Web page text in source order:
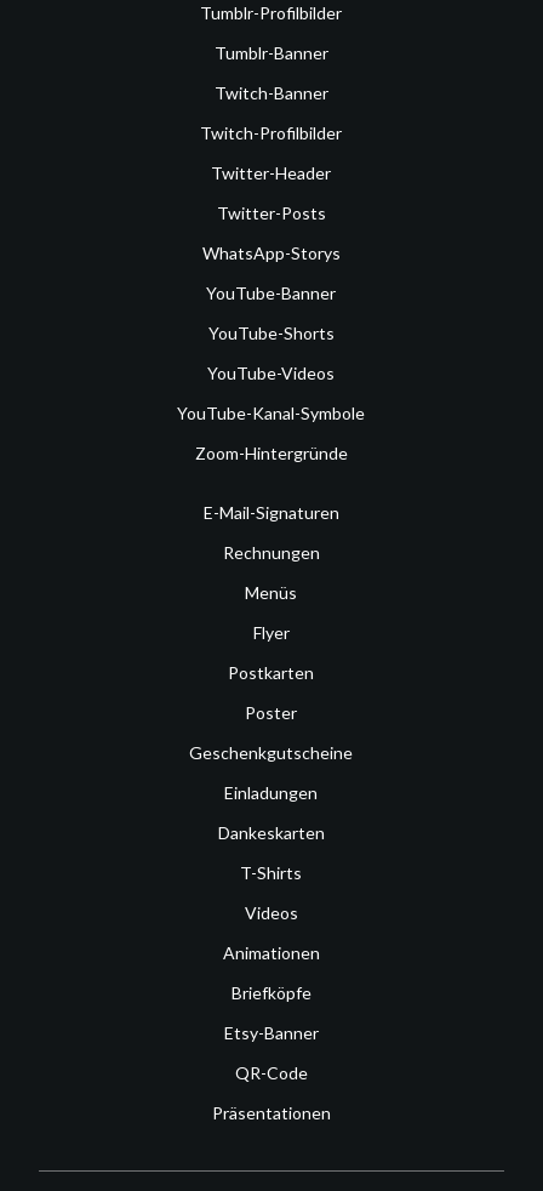
Tumblr-Profilbilder
Tumblr-Banner
Twitch-Banner
Twitch-Profilbilder
Twitter-Header
Twitter-Posts
WhatsApp-Storys
YouTube-Banner
YouTube-Shorts
YouTube-Videos
YouTube-Kanal-Symbole
Zoom-Hintergründe
E-Mail-Signaturen
Rechnungen
Menüs
Flyer
Postkarten
Poster
Geschenkgutscheine
Einladungen
Dankeskarten
T-Shirts
Videos
Animationen
Briefköpfe
Etsy-Banner
QR-Code
Präsentationen